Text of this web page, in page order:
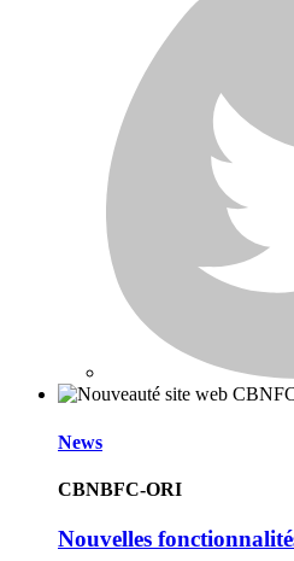
News
CBNBFC-ORI
Nouvelles